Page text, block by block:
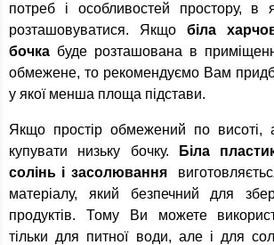
потреб і особливостей простору, в
розташовуватися. Якщо біла
бочка буде розташована в
обмежене, то рекомендуємо Вам
у якої менша площа підстави.
Якщо простір обмежений по
купувати низьку бочку.
Біла
солінь і засолювання
матеріалу, який безпечний для
продуктів. Тому Ви можете
тільки для питної води, але і для